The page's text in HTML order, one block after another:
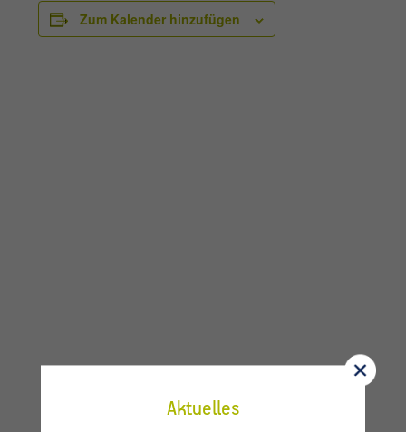
Zum Kalender hinzufügen
Kontaktieren Sie uns.
Aktuelles